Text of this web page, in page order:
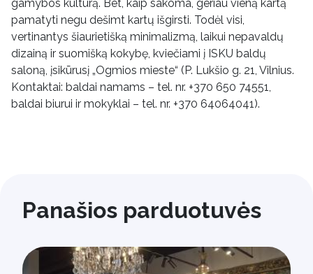
gamybos kultūrą. Bet, kaip sakoma, geriau vieną kartą
pamatyti negu dešimt kartų išgirsti. Todėl visi,
vertinantys šiaurietišką minimalizmą, laikui nepavaldų
dizainą ir suomišką kokybę, kviečiami į ISKU baldų
saloną, įsikūrusį „Ogmios mieste“ (P. Lukšio g. 21, Vilnius.
Kontaktai: baldai namams – tel. nr. +370 650 74551,
baldai biurui ir mokyklai – tel. nr. +370 64064041).
Panašios parduotuvės